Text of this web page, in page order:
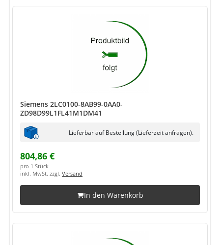
Siemens 2LC0100-8AB99-0AA0-
ZD98D99L1FL41M1DM41
Lieferbar auf Bestellung (Lieferzeit anfragen).
804,86 €
pro 1 Stück
inkl. MwSt. zzgl. Versand
In den Warenkorb